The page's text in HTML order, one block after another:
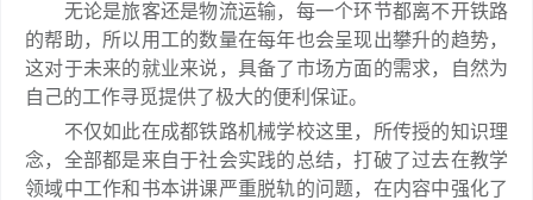
无论是旅客还是物流运输，每一个环节都离不开铁路
的帮助，所以用工的数量在每年也会呈现出攀升的趋势，
这对于未来的就业来说，具备了市场方面的需求，自然为
自己的工作寻觅提供了极大的便利保证。
不仅如此在成都铁路机械学校这里，所传授的知识理
念，全部都是来自于社会实践的总结，打破了过去在教学
领域中工作和书本讲课严重脱轨的问题，在内容中强化了